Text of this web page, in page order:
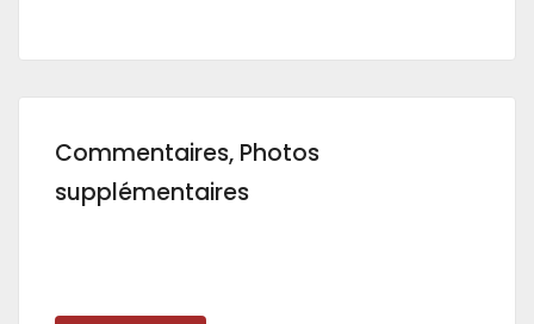
Commentaires, Photos
supplémentaires